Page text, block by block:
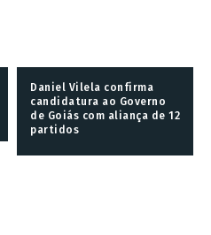
Daniel Vilela confirma
candidatura ao Governo
de Goiás com aliança de 12
partidos